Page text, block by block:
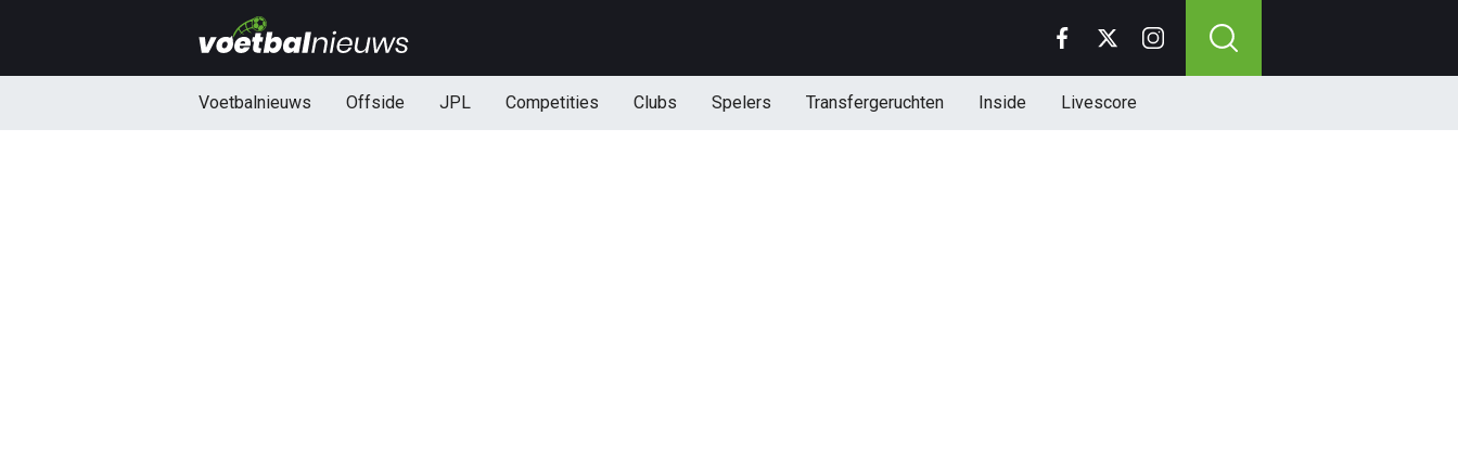
Voetbalnieuws Offside JPL Competities Clubs Spelers Transfergeruchten Inside Livescore